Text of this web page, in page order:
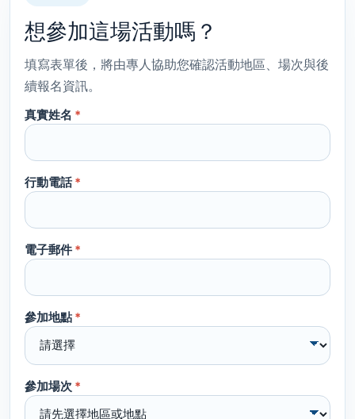
想參加這場活動嗎？
填寫表單後，將由專人協助您確認活動地區、場次與後
續報名資訊。
真實姓名 *
行動電話*
電子郵件 *
參加地點 *
參加場次 *